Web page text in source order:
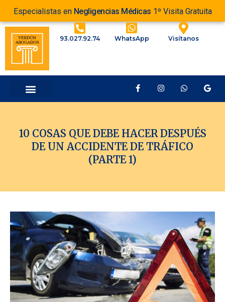
Especialistas en Negligencias Médicas 1º Visita Gratuita
93.027.92.74 WhatsApp Visítanos
10 COSAS QUE DEBE HACER DESPUÉS
DE UN ACCIDENTE DE TRÁFICO
(PARTE 1)